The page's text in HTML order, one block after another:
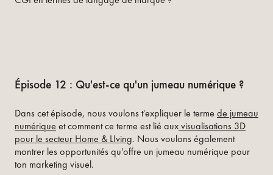
Épisode 12 : Qu'est-ce qu'un jumeau numérique ?
Dans cet épisode, nous voulons t'expliquer le terme de jumeau
numérique et comment ce terme est lié auxvisualisations 3D
pour le secteur Home & LIving. Nous voulons également
montrer les opportunités qu'offre un jumeau numérique pour
ton marketing visuel.